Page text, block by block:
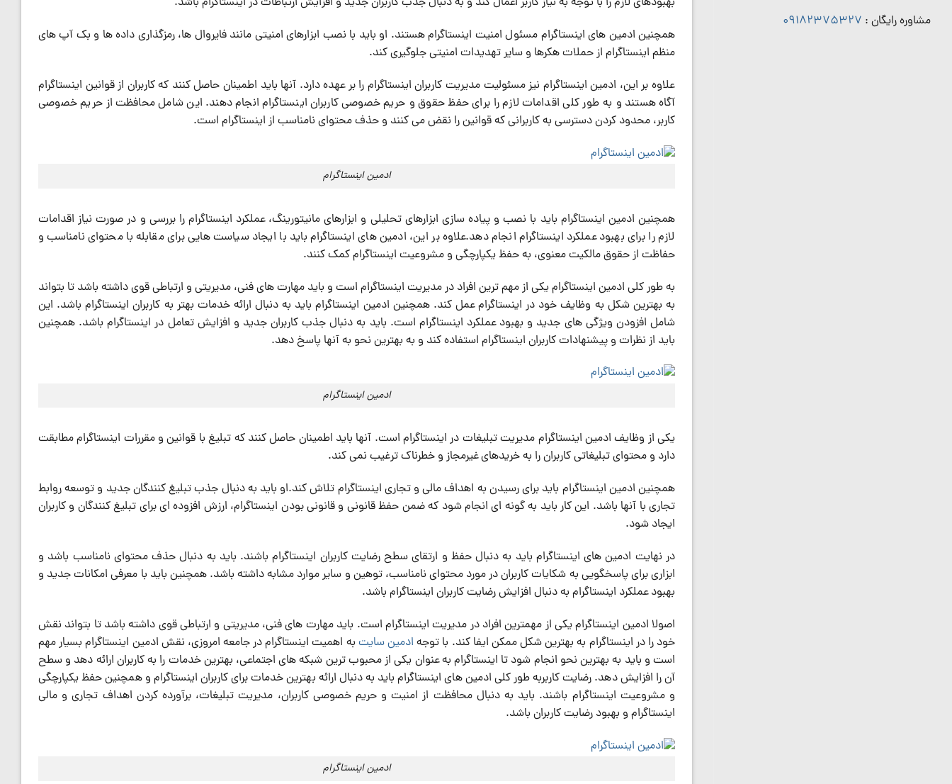
مشاوره رایگان : 09182375327
همچنین ادمین های اینستاگرام مسئول امنیت اینستاگرام هستند. او باید با نصب ابزارهای امنیتی مانند فایروال ها، رمزگذاری داده ها و بک آپ های
منظم اینستاگرام از حملات هکرها و سایر تهدیدات امنیتی جلوگیری کند.
علاوه بر این، ادمین اینستاگرام نیز مسئولیت مدیریت کاربران اینستاگرام را بر عهده دارد. آنها باید اطمینان حاصل کنند که کاربران از قوانین اینستاگرام
آگاه هستند و به طور کلی اقدامات لازم را برای حفظ حقوق و حریم خصوصی کاربران اینستاگرام انجام دهند. این شامل محافظت از حریم خصوصی
کاربر، محدود کردن دسترسی به کاربرانی که قوانین را نقض می کنند و حذف محتوای نامناسب از اینستاگرام است.
ادمین اینستاگرام
همچنین ادمین اینستاگرام باید با نصب و پیاده سازی ابزارهای تحلیلی و ابزارهای مانیتورینگ، عملکرد اینستاگرام را بررسی و در صورت نیاز اقدامات
لازم را برای بهبود عملکرد اینستاگرام انجام دهد.علاوه بر این، ادمین های اینستاگرام باید با ایجاد سیاست هایی برای مقابله با محتوای نامناسب و
حفاظت از حقوق مالکیت معنوی، به حفظ یکپارچگی و مشروعیت اینستاگرام کمک کنند.
به طور کلی ادمین اینستاگرام یکی از مهم ترین افراد در مدیریت اینستاگرام است و باید مهارت های فنی، مدیریتی و ارتباطی قوی داشته باشد تا بتواند
به بهترین شکل به وظایف خود در اینستاگرام عمل کند. همچنین ادمین اینستاگرام باید به دنبال ارائه خدمات بهتر به کاربران اینستاگرام باشد. این
شامل افزودن ویژگی های جدید و بهبود عملکرد اینستاگرام است. باید به دنبال جذب کاربران جدید و افزایش تعامل در اینستاگرام باشد. همچنین
باید از نظرات و پیشنهادات کاربران اینستاگرام استفاده کند و به بهترین نحو به آنها پاسخ دهد.
ادمین اینستاگرام
یکی از وظایف ادمین اینستاگرام مدیریت تبلیغات در اینستاگرام است. آنها باید اطمینان حاصل کنند که تبلیغ با قوانین و مقررات اینستاگرام مطابقت
دارد و محتوای تبلیغاتی کاربران را به خریدهای غیرمجاز و خطرناک ترغیب نمی کند.
همچنین ادمین اینستاگرام باید برای رسیدن به اهداف مالی و تجاری اینستاگرام تلاش کند.او باید به دنبال جذب تبلیغ کنندگان جدید و توسعه روابط
تجاری با آنها باشد. این کار باید به گونه ای انجام شود که ضمن حفظ قانونی و قانونی بودن اینستاگرام، ارزش افزوده ای برای تبلیغ کنندگان و کاربران
ایجاد شود.
در نهایت ادمین های اینستاگرام باید به دنبال حفظ و ارتقای سطح رضایت کاربران اینستاگرام باشند. باید به دنبال حذف محتوای نامناسب باشد و
ابزاری برای پاسخگویی به شکایات کاربران در مورد محتوای نامناسب، توهین و سایر موارد مشابه داشته باشد. همچنین باید با معرفی امکانات جدید و
بهبود عملکرد اینستاگرام به دنبال افزایش رضایت کاربران اینستاگرام باشد.
اصولا ادمین اینستاگرام یکی از مهمترین افراد در مدیریت اینستاگرام است. باید مهارت های فنی، مدیریتی و ارتباطی قوی داشته باشد تا بتواند نقش
خود را در اینستاگرام به بهترین شکل ممکن ایفا کند. با توجه ادمین سایت به اهمیت اینستاگرام در جامعه امروزی، نقش ادمین اینستاگرام بسیار مهم
است و باید به بهترین نحو انجام شود تا اینستاگرام به عنوان یکی از محبوب ترین شبکه های اجتماعی، بهترین خدمات را به کاربران ارائه دهد و سطح
آن را افزایش دهد. رضایت کاربربه طور کلی ادمین های اینستاگرام باید به دنبال ارائه بهترین خدمات برای کاربران اینستاگرام و همچنین حفظ یکپارچگی
و مشروعیت اینستاگرام باشند. باید به دنبال محافظت از امنیت و حریم خصوصی کاربران، مدیریت تبلیغات، برآورده کردن اهداف تجاری و مالی
اینستاگرام و بهبود رضایت کاربران باشد.
ادمین اینستاگرام